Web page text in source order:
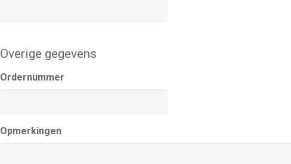
Overige gegevens
Ordernummer
Opmerkingen